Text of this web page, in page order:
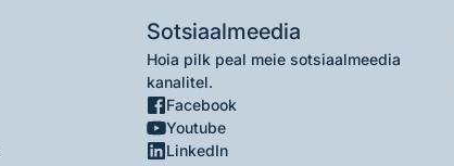
Sotsiaalmeedia
Hoia pilk peal meie sotsiaalmeedia
kanalitel.
Facebook
Youtube
LinkedIn